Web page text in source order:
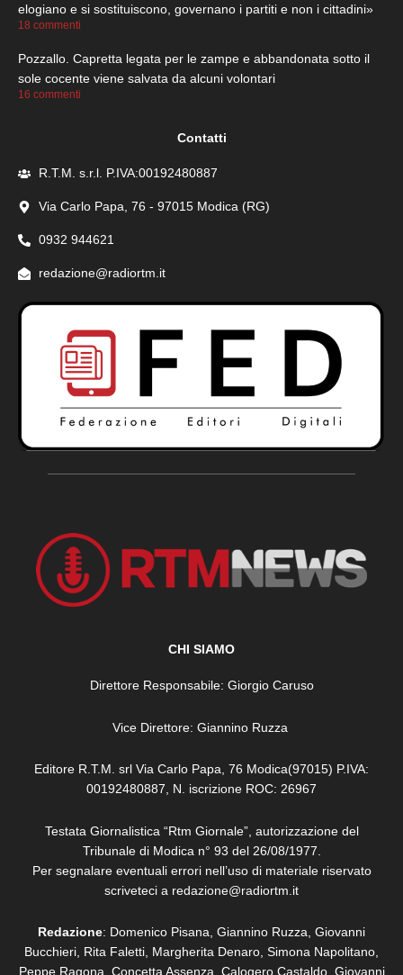
elogiano e si sostituiscono, governano i partiti e non i cittadini»
18 commenti
Pozzallo. Capretta legata per le zampe e abbandonata sotto il
sole cocente viene salvata da alcuni volontari
16 commenti
Contatti
R.T.M. s.r.l. P.IVA:00192480887
Via Carlo Papa, 76 - 97015 Modica (RG)
0932 944621
redazione@radiortm.it
CHI SIAMO
Direttore Responsabile: Giorgio Caruso
Vice Direttore: Giannino Ruzza
Editore R.T.M. srl Via Carlo Papa, 76 Modica(97015) P.IVA:
00192480887, N. iscrizione ROC: 26967
Testata Giornalistica “Rtm Giornale”, autorizzazione del
Tribunale di Modica n° 93 del 26/08/1977.
Per segnalare eventuali errori nell’uso di materiale riservato
scriveteci a redazione@radiortm.it
Redazione: Domenico Pisana, Giannino Ruzza, Giovanni
Bucchieri, Rita Faletti, Margherita Denaro, Simona Napolitano,
Peppe Ragona, Concetta Assenza, Calogero Castaldo, Giovanni